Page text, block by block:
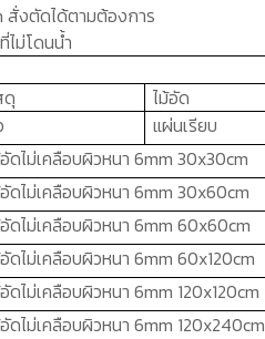
สั่งตัดได้ตามต้องการ
ไม่โดนน้ำ
ดุ
ไม้อัด
แผ่นเรียบ
ดไม่เคลือบผิวหนา 6mm30x30cm
ดไม่เคลือบผิวหนา 6mm30x60cm
ดไม่เคลือบผิวหนา 6mm 60x60cm
ดไม่เคลือบผิวหนา 6mm 60x120cm
ดไม่เคลือบผิวหนา 6mm 120x120cm
ดไม่เคลือบผิวหนา 6mm 120x240cm